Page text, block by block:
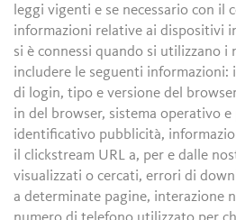
leggi vigenti e se necessario con il
informazioni relative ai dispositivi
si è connessi quando si utilizzano i
includere le seguenti informazioni:
di login, tipo e versione del
in del browser, sistema operativo
identificativo pubblicità,
il clickstream URL a, per e dalle
visualizzati o cercati, errori di
a determinate pagine, interazione